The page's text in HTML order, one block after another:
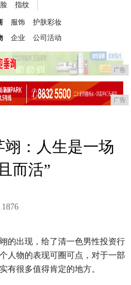
指纹
服饰
企业
护肤彩妆
公司活动
广告
广告
翊：人生是一场
而活”
的出现，给了清一色男性投资行
人物的表现可圈可点，对于一部
有很多值得肯定的地方。